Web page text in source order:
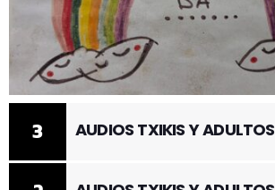
3 AUDIOS TXIKIS Y